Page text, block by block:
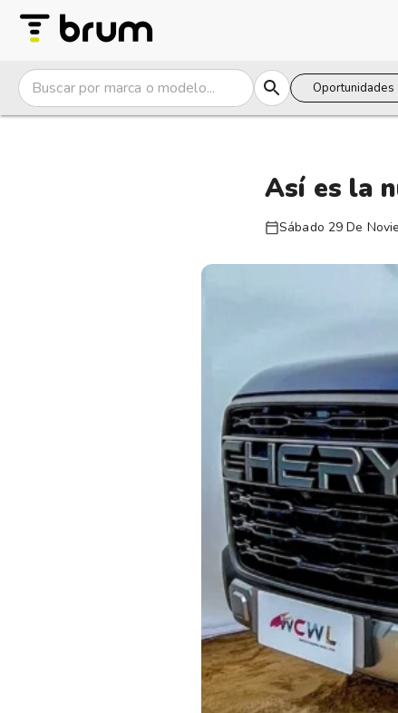
Oportunidades
Así es la
Sábado 29 De